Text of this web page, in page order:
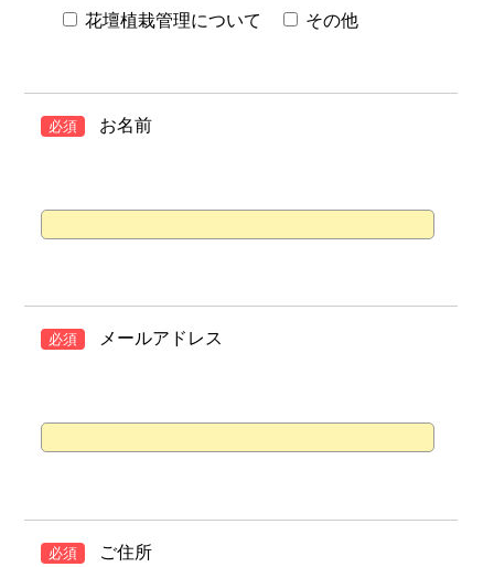
花壇植栽管理について
その他
必須 お名前
必須 メールアドレス
必須 ご住所